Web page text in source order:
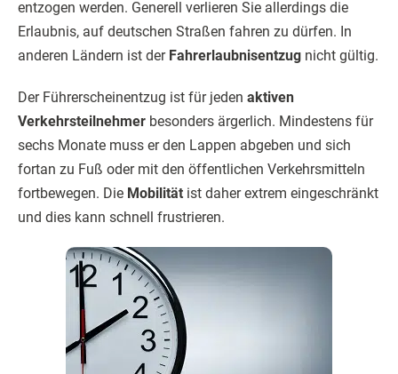
entzogen werden. Generell verlieren Sie allerdings die
Erlaubnis, auf deutschen Straßen fahren zu dürfen. In
anderen Ländern ist der Fahrerlaubnisentzug nicht gültig.
Der Führerscheinentzug ist für jeden aktiven
Verkehrsteilnehmer besonders ärgerlich. Mindestens für
sechs Monate muss er den Lappen abgeben und sich
fortan zu Fuß oder mit den öffentlichen Verkehrsmitteln
fortbewegen. Die Mobilität ist daher extrem eingeschränkt
und dies kann schnell frustrieren.